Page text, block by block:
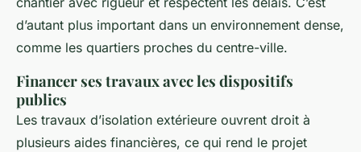
d’autant plus important dans un environnement dense,
comme les quartiers proches du centre-ville.
Financer ses travaux avec les dispositifs
publics
Les travaux d’isolation extérieure ouvrent droit à
plusieurs aides financières, ce qui rend le projet